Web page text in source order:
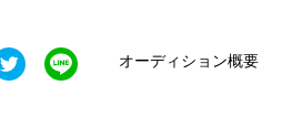
オーディション概要